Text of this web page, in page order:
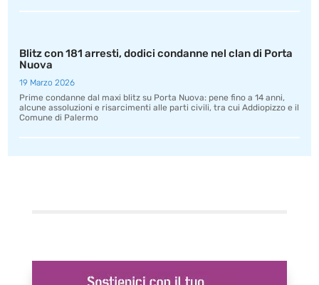
Blitz con 181 arresti, dodici condanne nel clan di Porta
Nuova
19 Marzo 2026
Prime condanne dal maxi blitz su Porta Nuova: pene fino a 14 anni,
alcune assoluzioni e risarcimenti alle parti civili, tra cui Addiopizzo e il
Comune di Palermo